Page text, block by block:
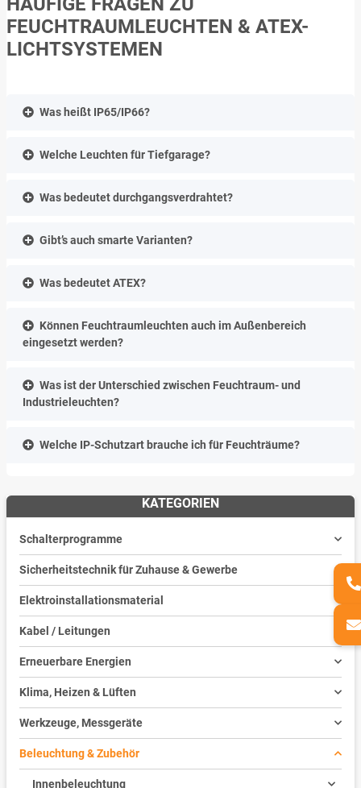
FEUCHTRAUMLEUCHTEN & ATEX-
LICHTSYSTEMEN
Was heißt IP65/IP66?
Welche Leuchten für Tiefgarage?
Was bedeutet durchgangsverdrahtet?
Gibt’s auch smarte Varianten?
Was bedeutet ATEX?
Können Feuchtraumleuchten auch im Außenbereich
eingesetzt werden?
Was ist der Unterschied zwischen Feuchtraum- und
Industrieleuchten?
Welche IP-Schutzart brauche ich für Feuchträume?
KATEGORIEN
Schalterprogramme
Sicherheitstechnik für Zuhause & Gewerbe
Elektroinstallationsmaterial
Kabel / Leitungen
Erneuerbare Energien
Klima, Heizen & Lüften
Werkzeuge, Messgeräte
Beleuchtung & Zubehör
Innenbeleuchtung